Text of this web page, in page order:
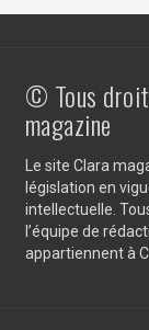
© Tous
magazine
Le site Clara
législation en
intellectuelle.
l’équipe de
appartiennent à